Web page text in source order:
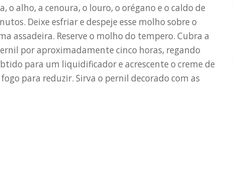
o alho, a cenoura, o louro, o orégano e o caldo de
Deixe esfriar e despeje esse molho sobre o
assadeira. Reserve o molho do tempero. Cubra a
por aproximadamente cinco horas, regando
para um liquidificador e acrescente o creme de
para reduzir. Sirva o pernil decorado com as